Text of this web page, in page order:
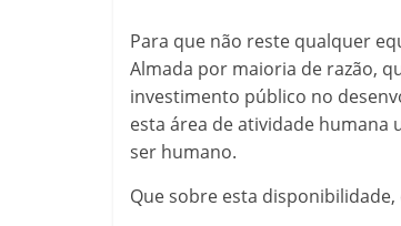
Para que não reste qualquer
Almada por maioria de razão,
investimento público no
esta área de atividade
ser humano.
Que sobre esta